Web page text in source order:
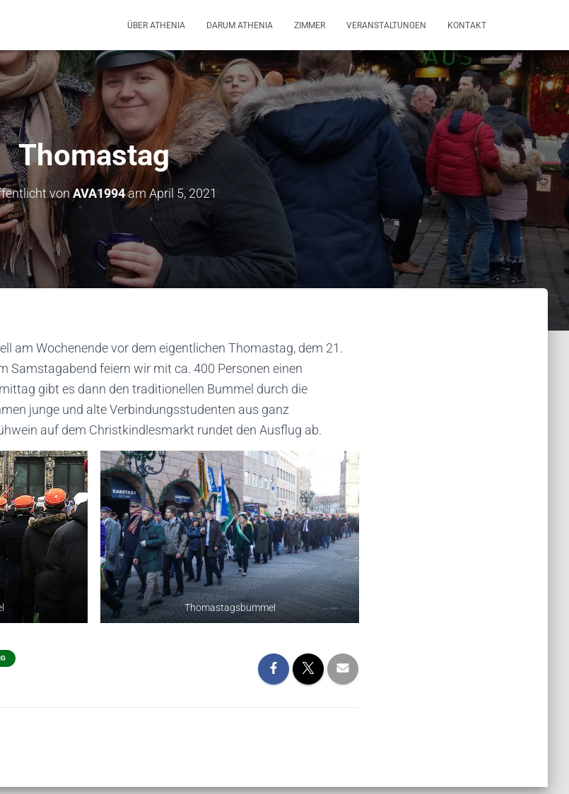
ÜBER ATHENIA DARUM ATHENIA ZIMMER VERANSTALTUNGEN KONTAKT
Thomastag
von AVA1994amApril 5, 2021
am Wochenende vor dem eigentlichen Thomastag, dem 21.
Samstagabend feiern wir mit ca. 400 Personen einen
gibt es dann den traditionellen Bummel durch die
junge und alte Verbindungsstudenten aus ganz
auf dem Christkindlesmarkt rundet den Ausflug ab.
Thomastagsbummel